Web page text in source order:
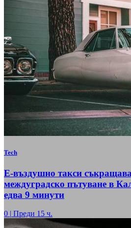
Tech
Е-въздушно такси
междуградско пътуване в
едва 9 минути
0 | Преди 15 ч.